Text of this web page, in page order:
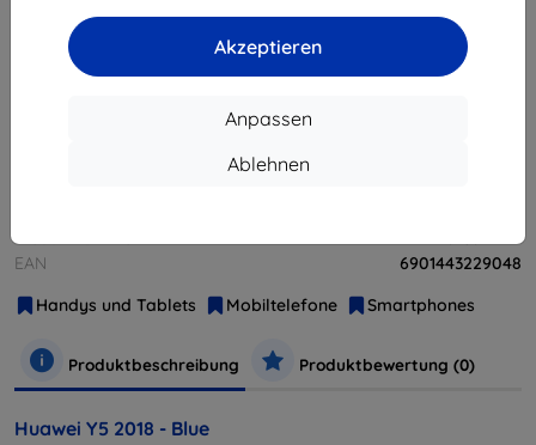
Akzeptieren
Anpassen
Ablehnen
ausverkauft
ausverkauft
Weitere Varianten dieses Produkts
Produktnummer
51092LET
EAN
6901443229048
Handys und Tablets
Mobiltelefone Smartphones
Produktbeschreibung Produktbewertung (0)
Huawei Y5 2018 - Blue